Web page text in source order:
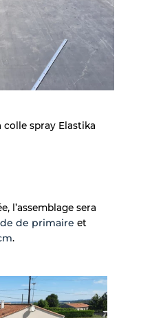
colle spray Elastika
l’assemblage sera
de primaire et
.